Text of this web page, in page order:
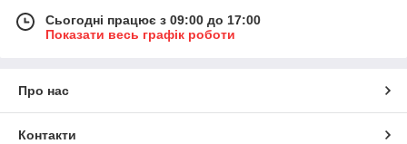
Сьогодні працює з 09:00 до 17:00
Показати весь графік роботи
Про нас
Контакти